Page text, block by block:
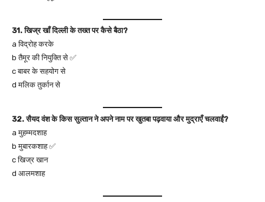
31. खिज्र खाँ दिल्ली के तख्त पर कैसे बैठा?
a विद्रोह करके
b तैमूर की नियुक्ति से ✅
c बाबर के सहयोग से
d मलिक तुर्कान से
32. सैयद वंश के किस सुल्तान ने अपने नाम पर खुतबा पढ़वाया और मुद्राएँ चलवाईं?
a मुहम्मदशाह
b मुबारकशाह ✅
c खिज्र खान
d आलमशाह